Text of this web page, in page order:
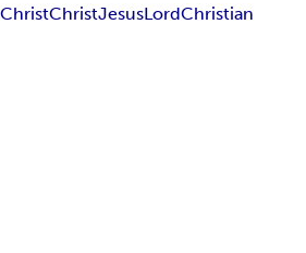
ChristChristJesusLordChristian